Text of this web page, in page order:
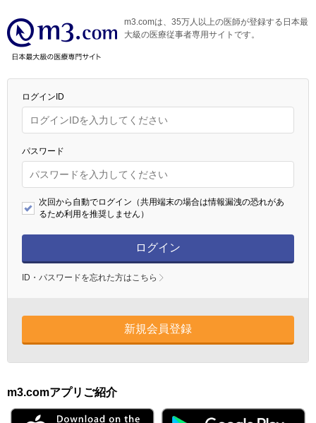
m3.comは、35万人以上の医師が登録する日本最
大級の医療従事者専用サイトです。
ログインID
パスワード
次回から自動でログイン（共用端末の場合は情報漏洩の恐れがあ
るため利用を推奨しません）
ログイン
ID・パスワードを忘れた方はこちら
新規会員登録
m3.comアプリご紹介